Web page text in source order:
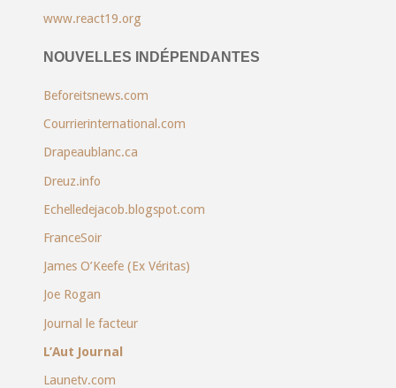
www.react19.org
NOUVELLES INDÉPENDANTES
Beforeitsnews.com
Courrierinternational.com
Drapeaublanc.ca
Dreuz.info
Echelledejacob.blogspot.com
FranceSoir
James O’Keefe (Ex Véritas)
Joe Rogan
Journal le facteur
L’Aut Journal
Launetv.com